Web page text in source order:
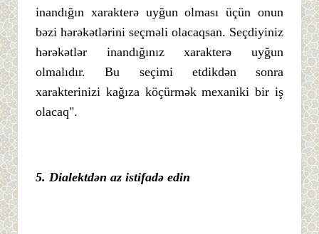
inandığın xarakterə uyğun olması üçün onun
bəzi hərəkətlərini seçməli olacaqsan. Seçdiyiniz
hərəkətlər inandığınız xarakterə uyğun
olmalıdır. Bu seçimi etdikdən sonra
xarakterinizi kağıza köçürmək mexaniki bir iş
olacaq".
5. Dialektdən az istifadə edin